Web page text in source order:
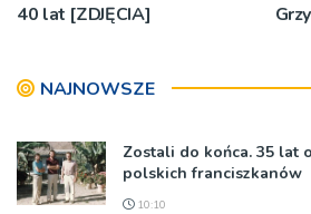
40 lat [ZDJĘCIA]
NAJNOWSZE
Zostali do końca. 35 lat
polskich franciszkanów
10:10